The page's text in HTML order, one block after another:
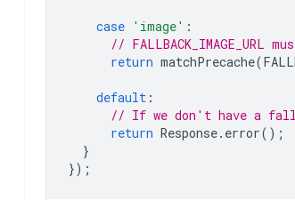
case 'image' :
//
return matchPrecache(
default :
// If we don't have a
return Response. error();
}
});